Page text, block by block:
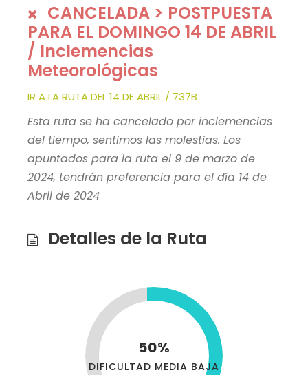
CANCELADA > POSTPUESTA
PARA EL DOMINGO 14 DE ABRIL
/ Inclemencias
Meteorológicas
IR A LA RUTA DEL 14 DE ABRIL / 737B
Esta ruta se ha cancelado por inclemencias
del tiempo, sentimos las molestias. Los
apuntados para la ruta el 9 de marzo de
2024, tendrán preferencia para el día 14 de
Abril de 2024
Detalles de la Ruta
50%
DIFICULTAD MEDIA BAJA